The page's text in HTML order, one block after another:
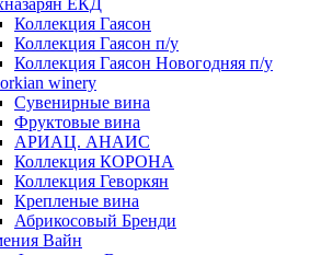
ЕКД
Коллекция Гаясон
Коллекция Гаясон п/у
Коллекция Гаясон Новогодняя п/у
winery
Сувенирные вина
Фруктовые вина
АРИАЦ. АНАИС
Коллекция КОРОНА
Коллекция Геворкян
Крепленые вина
Абрикосовый Бренди
Вайн